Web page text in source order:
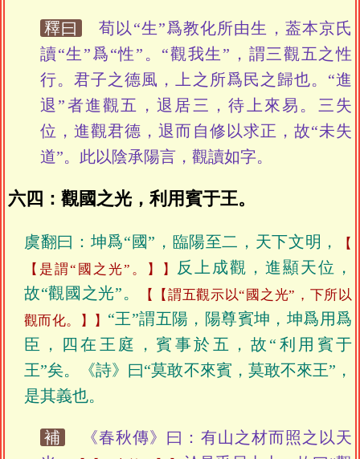
釋曰
荀以“生”爲教化所由生，葢本京氏
讀“生”爲“性”。“觀我生”，謂三觀五之性
行。君子之德風，上之所爲民之歸也。“進
退”者進觀五，退居三，待上來易。三失
位，進觀君德，退而自修以求正，故“未失
道”。此以陰承陽言，觀讀如字。
六四：觀國之光，利用賓于王。
虞翻曰：坤爲“國”，臨陽至二，天下文明，
【是謂“國之光”。】
反上成觀，進顯天位，
故“觀國之光”。
【謂五觀示以“國之光”，下所以
觀而化。】
“王”謂五陽，陽尊賓坤，坤爲用爲
臣，四在王庭，賓事於五，故“利用賓于
王”矣。《詩》曰“莫敢不來賓，莫敢不來王”，
是其義也。
補
《春秋傳》曰：有山之材而照之以天